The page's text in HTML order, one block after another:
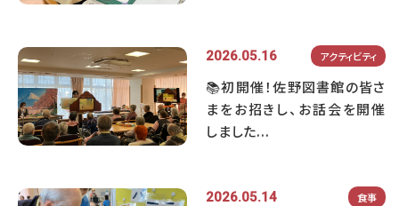
2026.05.16 アクティビティ
📚初開催！佐野図書館の皆さ
まをお招きし、お話会を開催
しました...
2026.05.14 食事